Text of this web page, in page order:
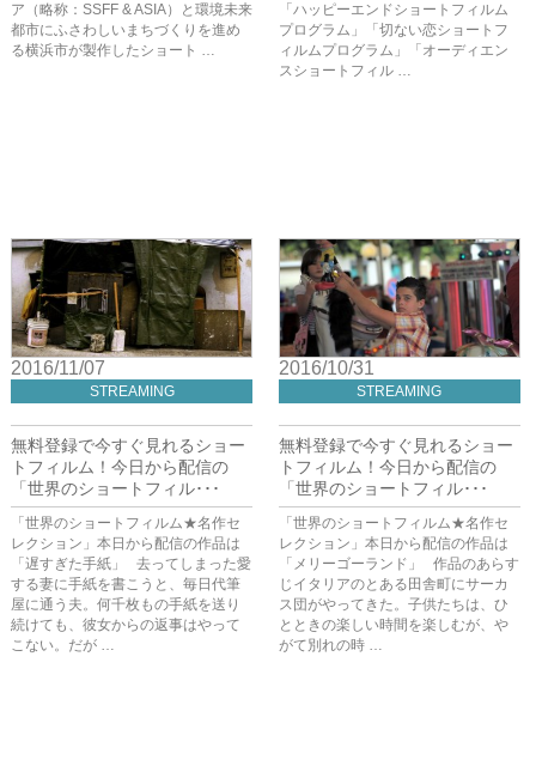
ア（略称：SSFF & ASIA）と環境未来
都市にふさわしいまちづくりを進め
る横浜市が製作したショート …
「ハッピーエンドショートフィルム
プログラム」「切ない恋ショートフ
ィルムプログラム」「オーディエン
スショートフィル …
2016/11/07
STREAMING
無料登録で今すぐ見れるショー
トフィルム！今日から配信の
「世界のショートフィル･･･
「世界のショートフィルム★名作セ
レクション」本日から配信の作品は
「遅すぎた手紙」 去ってしまった愛
する妻に手紙を書こうと、毎日代筆
屋に通う夫。何千枚もの手紙を送り
続けても、彼女からの返事はやって
こない。だが …
2016/10/31
STREAMING
無料登録で今すぐ見れるショー
トフィルム！今日から配信の
「世界のショートフィル･･･
「世界のショートフィルム★名作セ
レクション」本日から配信の作品は
「メリーゴーランド」 作品のあらす
じイタリアのとある田舎町にサーカ
ス団がやってきた。子供たちは、ひ
とときの楽しい時間を楽しむが、や
がて別れの時 …